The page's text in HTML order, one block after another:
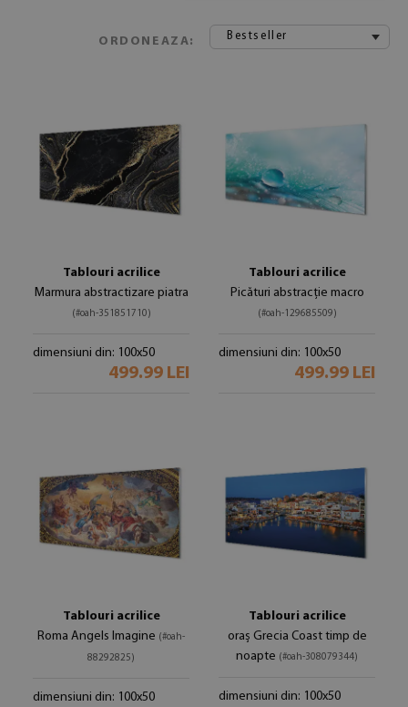
ORDONEAZA: Bestseller
Tablouri acrilice
Marmura abstractizare piatra
(#oah-351851710)
dimensiuni din: 100x50
499.99 LEI
Tablouri acrilice
Picături abstracție macro
(#oah-129685509)
dimensiuni din: 100x50
499.99 LEI
Tablouri acrilice
Roma Angels Imagine (#oah-
88292825)
dimensiuni din: 100x50
Tablouri acrilice
oraș Grecia Coast timp de
noapte (#oah-308079344)
dimensiuni din: 100x50